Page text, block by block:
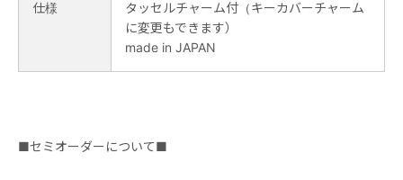
仕様
タッセルチャーム付（キーカバーチャーム
に変更もできます）
made in JAPAN
■セミオーダーについて■